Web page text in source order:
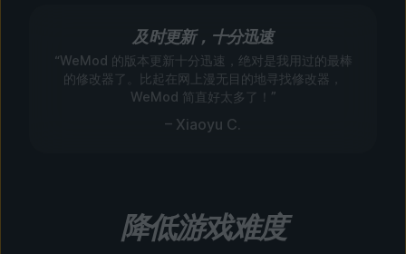
及时更新，十分迅速
“WeMod 的版本更新十分迅速，绝对是我用过的最棒
的修改器了。比起在网上漫无目的地寻找修改器，
WeMod 简直好太多了！”
– Xiaoyu C.
降低游戏难度